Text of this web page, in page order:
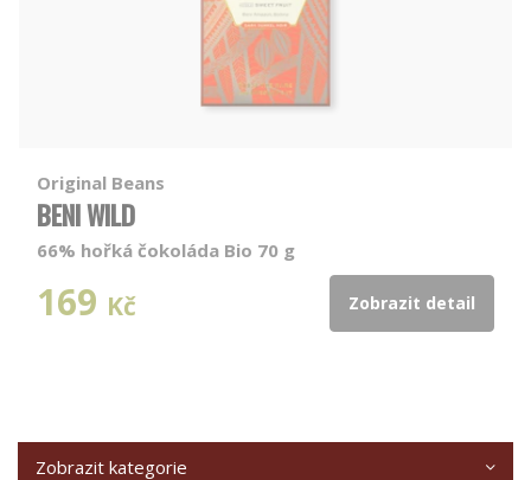
Original Beans
BENI WILD
66% hořká čokoláda Bio 70 g
169 Kč Zobrazit detail
Zobrazit kategorie